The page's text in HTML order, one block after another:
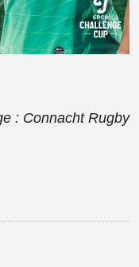
: Connacht Rugby